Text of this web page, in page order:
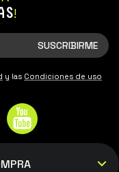
!
y las Condiciones de uso